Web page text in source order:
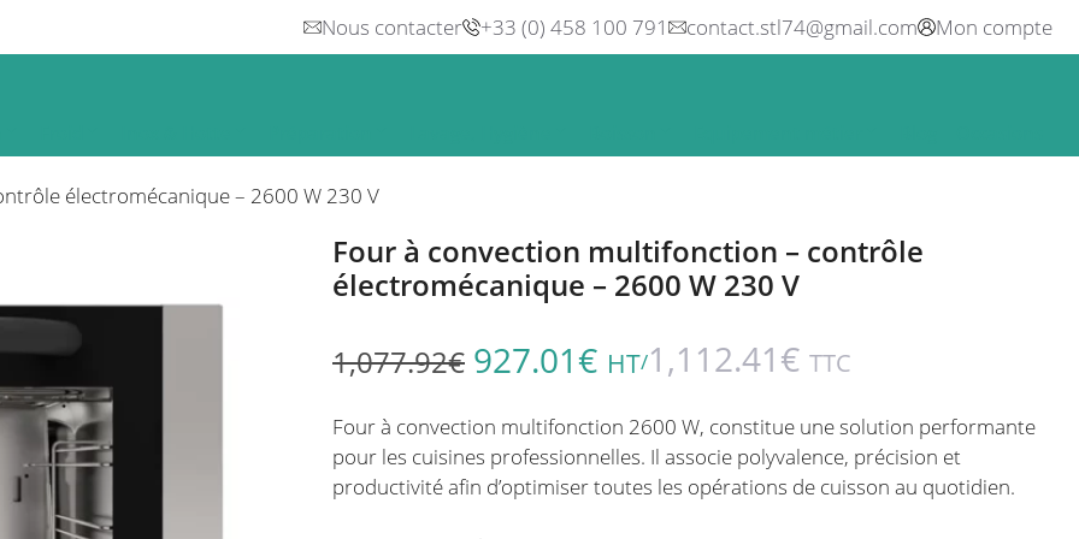
Nous contacter +33 (0) 458 100 791 contact.stl74@gmail.com Mon compte
électromécanique – 2600 W 230 V
Four à convection multifonction – contrôle
électromécanique – 2600 W 230 V
1,077.92€ 927.01€ HT/1,112.41€ TTC
Four à convection multifonction 2600 W, constitue une solution performante
pour les cuisines professionnelles. Il associe polyvalence, précision et
productivité afin d’optimiser toutes les opérations de cuisson au quotidien.